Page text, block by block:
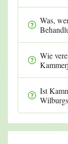
Was,
Wie
Ist